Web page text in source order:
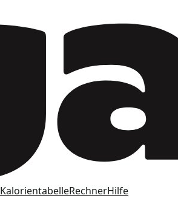
KalorientabelleRechnerHilfe